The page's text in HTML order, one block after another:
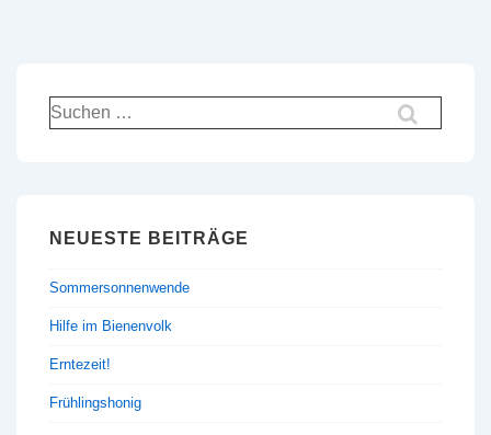
Suchen
nach:
NEUESTE BEITRÄGE
Sommersonnenwende
Hilfe im Bienenvolk
Erntezeit!
Frühlingshonig